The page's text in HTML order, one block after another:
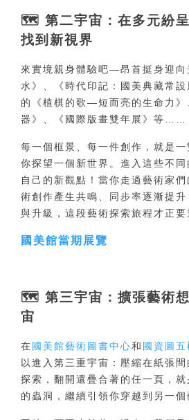
🗺️ 第二宇宙：在多元紛
找到新視界
來實境親身體驗吧—昂首挺身迎向
水》、《時代印記：國美典藏常
的《植棋的歌—短而亮的生命力》
器》、《國際版畫雙年展》等……
每一個框景、每一件創作，就是
你探望一個新世界。進入這些不
自己的新觀點！當你走過藝術家
術創作產生共鳴、同步率逐漸提
與升級，這段藝術探索旅程才正
國美館當期展覽
🗺️ 第三宇宙：擴張藝術
宙
在 國美館藝術圖書中心和 國資圖
以進入第三重宇宙：壓縮在紙張
探索，翻開還疊合著的任一頁，
的蟲洞，繼續引領你穿越到另一個